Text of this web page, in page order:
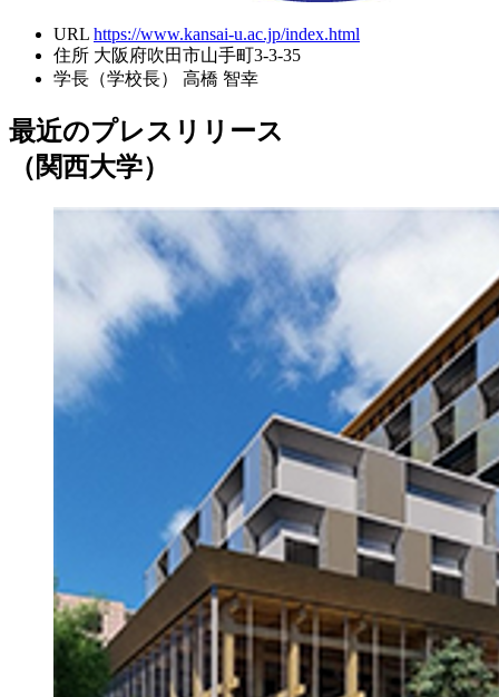
URL https://www.kansai-u.ac.jp/index.html
住所 大阪府吹田市山手町3-3-35
学長（学校長）
高橋 智幸
最近のプレスリリース
（関西大学）